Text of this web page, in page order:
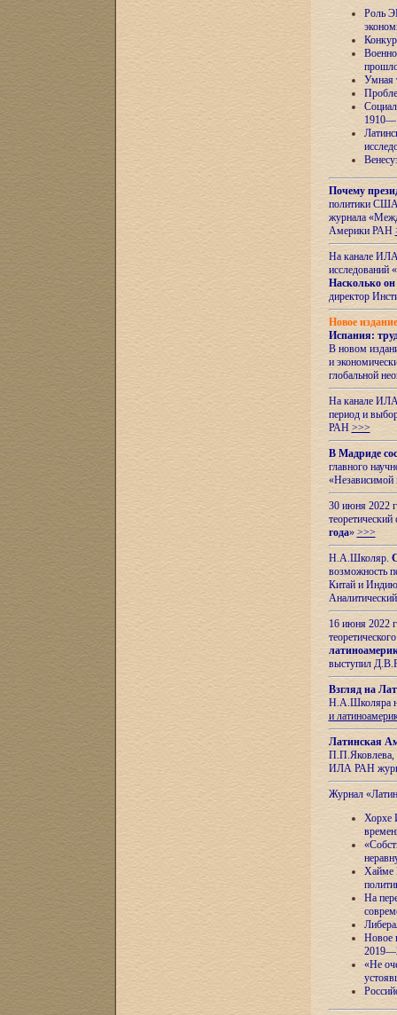
Роль
Умная
Почему
политики США
журнала
Америки РАН
На канале ИЛА
исследований «
Насколько он
директор
Новое
Испания:
В новом
и
глобальной
На канале
период и
РАН >>>
В Мадриде
главного
«Независимой
30 июня 2022
года» >>>
Н.А.Школяр.
возможность
Китай и
16 июня 2022
выступил
Взгляд на
Н.А.Школяра
и
Латинская
П.П.Яковлева,
ИЛА РАН
Журнал
Хорхе
Хайме
На
Новое
«Не